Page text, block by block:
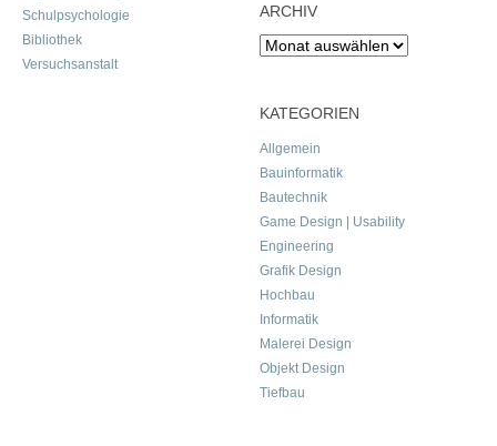
Schulpsychologie
Bibliothek
Versuchsanstalt
ARCHIV
Archiv
KATEGORIEN
Allgemein
Bauinformatik
Bautechnik
Game Design | Usability
Engineering
Grafik Design
Hochbau
Informatik
Malerei Design
Objekt Design
Tiefbau